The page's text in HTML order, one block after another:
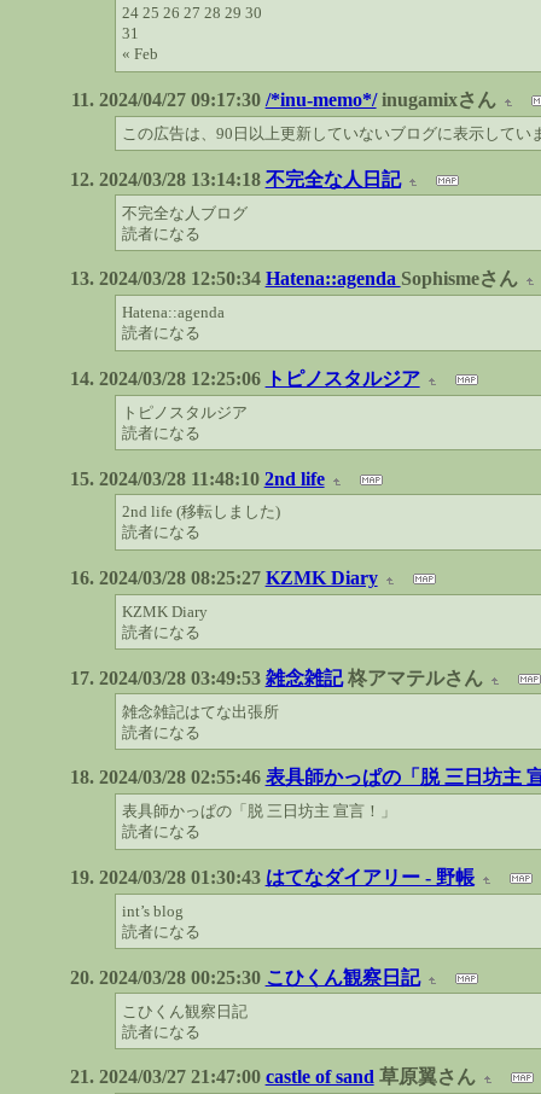
24 25 26 27 28 29 30
31
« Feb
2024/04/27 09:17:30 /*inu-memo*/ inugamixさん
この広告は、90日以上更新していないブログに表示してい
2024/03/28 13:14:18 不完全な人日記
不完全な人ブログ
読者になる
2024/03/28 12:50:34 Hatena::agenda Sophismeさん
Hatena::agenda
読者になる
2024/03/28 12:25:06 トピノスタルジア
トピノスタルジア
読者になる
2024/03/28 11:48:10 2nd life
2nd life (移転しました)
読者になる
2024/03/28 08:25:27 KZMK Diary
KZMK Diary
読者になる
2024/03/28 03:49:53 雑念雑記 柊アマテルさん
雑念雑記はてな出張所
読者になる
2024/03/28 02:55:46 表具師かっぱの「脱 三日坊主
表具師かっぱの「脱 三日坊主 宣言！」
読者になる
2024/03/28 01:30:43 はてなダイアリー - 野帳
int’s blog
読者になる
2024/03/28 00:25:30 こひくん観察日記
こひくん観察日記
読者になる
2024/03/27 21:47:00 castle of sand 草原翼さん